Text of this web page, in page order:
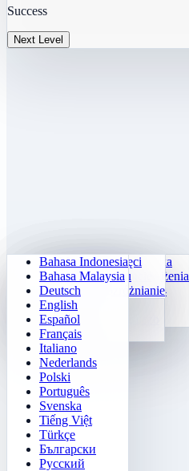
Codzienna arytmetyka
Trener tabliczki mnożenia
Szybka kalkulacja 24
Funkcje
Uzupełnij ciąg liczb
Sudoku
Numeryczny Klotski
2048
Tetris
Saper
Gomoku
Zgaś światła
Misja w labiryncie
Wyzwanie Sokoban
Macierz pamięci
Śledzenie celu
Szybkie rozróżnianie
Bahasa Indonesia
Bahasa Malaysia
Deutsch
English
Español
Français
Italiano
Nederlands
Polski
Português
Svenska
Tiếng Việt
Türkçe
Български
Русский
Success
Next Level